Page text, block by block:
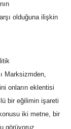
olduğuna ilişkin
Marksizmden,
onların eklentisi
bir eğilimin işareti
iki metne, bir
görüyoruz.